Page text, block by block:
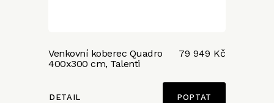
Venkovní koberec Quadro
400x300 cm, Talenti
79 949 Kč
DETAIL POPTAT